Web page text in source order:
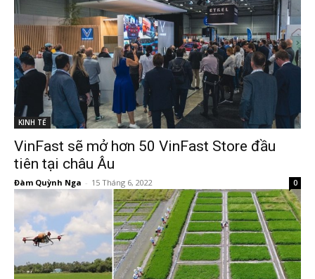
KINH TẾ
VinFast sẽ mở hơn 50 VinFast Store đầu
tiên tại châu Âu
Đàm Quỳnh Nga - 15 Tháng 6, 2022 0